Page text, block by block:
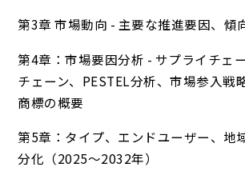
第3章 市場動向 - 主要な推進要因、傾
第4章：市場要因分析 - サプライチェ
チェーン、PESTEL分析、市場参入戦
商標の概要
第5章：タイプ、エンドユーザー、地
分化（2025～2032年）